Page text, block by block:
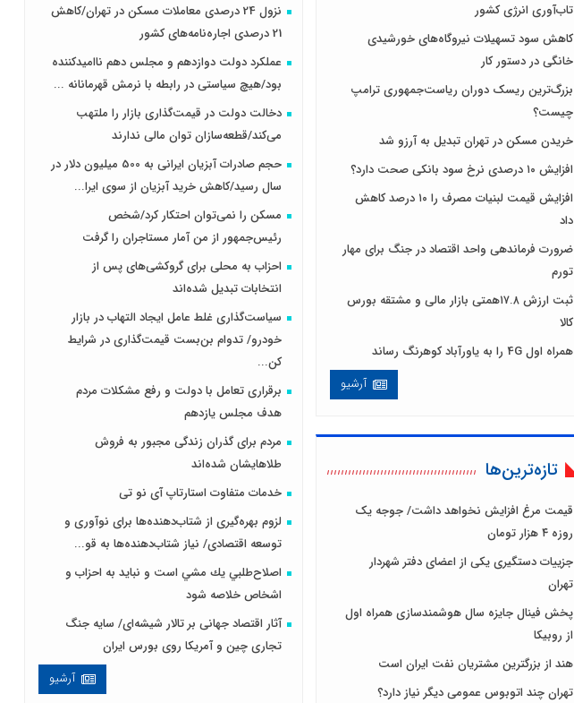
تاب‌آوری انرژی کشور
کاهش سود تسهیلات نیروگاه‌های خورشیدی
خانگی در دستور کار
بزرگ‌ترین ریسک دوران ریاست‌جمهوری ترامپ
چیست؟
خریدن مسکن در تهران تبدیل به آرزو شد
افزایش ۱۰ درصدی نرخ سود بانکی صحت دارد؟
افزایش قیمت لبنیات مصرف را ۱۰ درصد کاهش
داد
ضرورت فرماندهی واحد اقتصاد در جنگ برای مهار
تورم
ثبت ارزش ۱۷.۸همتی بازار مالی و مشتقه بورس
کالا
همراه اول 4G را به یاورآباد کوهرنگ رساند
آرشیو
تازه‌ترین‌ها
قیمت مرغ افزایش نخواهد داشت/ جوجه یک
روزه ۴ هزار تومان
جزییات دستگیری یکی از اعضای دفتر شهردار
تهران
پخش فینال جایزه سال هوشمندسازی همراه اول
از روبیکا
هند از بزرگترین مشتریان نفت ایران است
تهران چند اتوبوس عمومی دیگر نیاز دارد؟
نزول 24 درصدی معاملات مسکن در تهران/کاهش
21 درصدی اجاره‌نامه‌های کشور
عملکرد دولت دوازدهم و مجلس دهم ناامیدکننده
بود/هیچ سیاستی در رابطه با نرمش قهرمانانه ...
دخالت دولت در قیمت‌گذاری بازار را ملتهب
می‌کند/قطعه‌سازان توان مالی ندارند
حجم صادرات آبزیان ایرانی به 500 میلیون دلار در
سال رسید/کاهش خرید آبزیان از سوی ایرا...
مسکن را نمی‌توان احتکار کرد/شخص
رئیس‌جمهور از من آمار مستاجران را گرفت
احزاب به محلی برای گروکشی‌های پس از
انتخابات تبدیل شده‌اند
سیاست‌گذاری غلط عامل ایجاد التهاب در بازار
خودرو/ تدوام بن‌بست قیمت‌گذاری در شرایط
کن...
برقراری تعامل با دولت و رفع مشکلات مردم
هدف مجلس‌ یازدهم
مردم برای گذران زندگی مجبور به فروش
طلاهایشان شده‌اند
خدمات متفاوت استارتاپ آی نو تی
لزوم بهره‌گیری از شتاب‌دهنده‌ها برای نوآوری و
توسعه اقتصادی/ نیاز شتاب‌دهنده‌ها به قو...
اصلاح‌طلبي يك مشي است و نبايد به احزاب و
اشخاص خلاصه شود
آثار اقتصاد جهانی بر تالار شیشه‌ای/ سایه جنگ
تجاری چین و آمریکا روی بورس ایران
آرشیو